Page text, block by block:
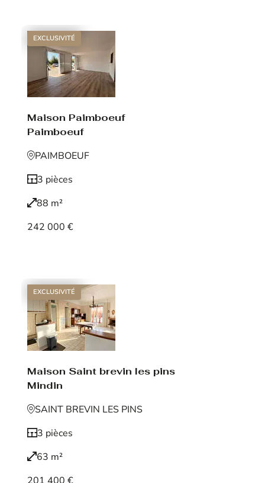
EXCLUSIVITÉ
Maison Paimboeuf
Paimboeuf
PAIMBOEUF
3 pièces
88 m²
242 000 €
EXCLUSIVITÉ
Maison Saint brevin les pins
Mindin
SAINT BREVIN LES PINS
3 pièces
63 m²